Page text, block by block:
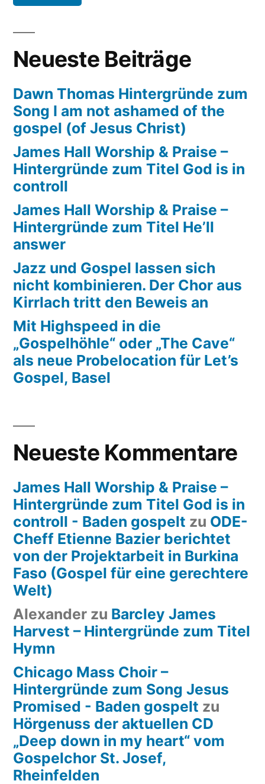
Neueste Beiträge
Dawn Thomas Hintergründe zum
Song I am not ashamed of the
gospel (of Jesus Christ)
James Hall Worship & Praise –
Hintergründe zum Titel God is in
controll
James Hall Worship & Praise –
Hintergründe zum Titel He’ll
answer
Jazz und Gospel lassen sich
nicht kombinieren. Der Chor aus
Kirrlach tritt den Beweis an
Mit Highspeed in die
„Gospelhöhle“ oder „The Cave“
als neue Probelocation für Let’s
Gospel, Basel
Neueste Kommentare
James Hall Worship & Praise –
Hintergründe zum Titel God is in
controll - Baden gospelt zu ODE-
Cheff Etienne Bazier berichtet
von der Projektarbeit in Burkina
Faso (Gospel für eine gerechtere
Welt)
Alexander zu Barcley James
Harvest – Hintergründe zum Titel
Hymn
Chicago Mass Choir –
Hintergründe zum Song Jesus
Promised - Baden gospelt zu
Hörgenuss der aktuellen CD
„Deep down in my heart“ vom
Gospelchor St. Josef,
Rheinfelden